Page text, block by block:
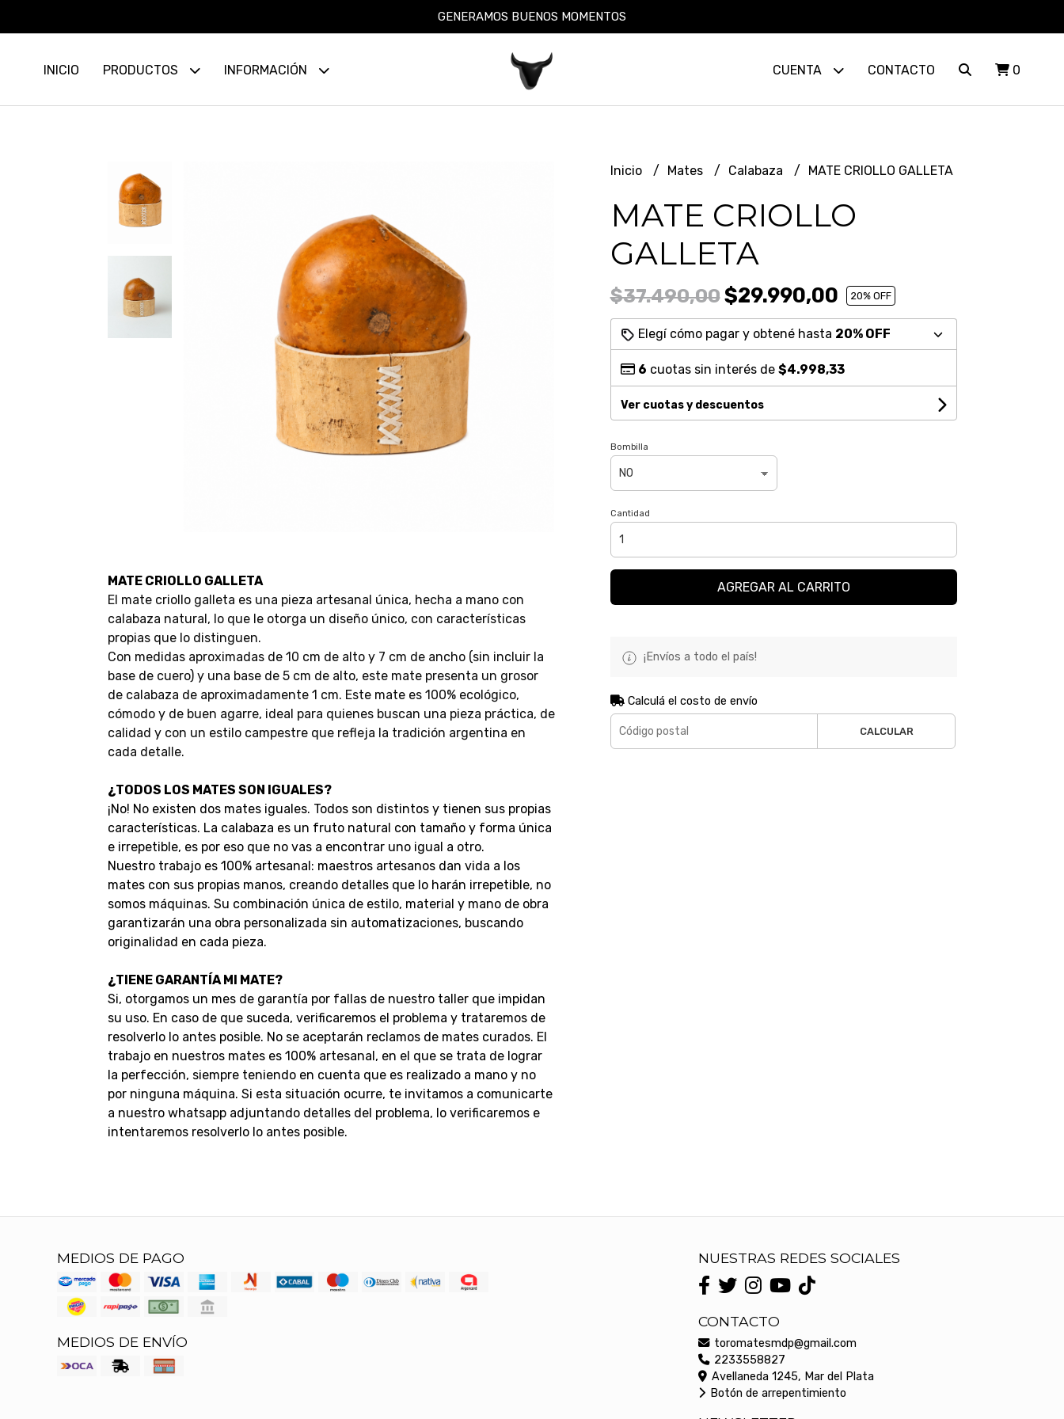
GENERAMOS BUENOS MOMENTOS
INICIO PRODUCTOS INFORMACIÓN CUENTA CONTACTO 0
MATE CRIOLLO GALLETA
El mate criollo galleta es una pieza artesanal única, hecha a mano con
calabaza natural, lo que le otorga un diseño único, con características
propias que lo distinguen.
Con medidas aproximadas de 10 cm de alto y 7 cm de ancho (sin incluir la
base de cuero) y una base de 5 cm de alto, este mate presenta un grosor
de calabaza de aproximadamente 1 cm. Este mate es 100% ecológico,
cómodo y de buen agarre, ideal para quienes buscan una pieza práctica, de
calidad y con un estilo campestre que refleja la tradición argentina en
cada detalle.
¿TODOS LOS MATES SON IGUALES?
¡No! No existen dos mates iguales. Todos son distintos y tienen sus propias
características. La calabaza es un fruto natural con tamaño y forma única
e irrepetible, es por eso que no vas a encontrar uno igual a otro.
Nuestro trabajo es 100% artesanal: maestros artesanos dan vida a los
mates con sus propias manos, creando detalles que lo harán irrepetible, no
somos máquinas. Su combinación única de estilo, material y mano de obra
garantizarán una obra personalizada sin automatizaciones, buscando
originalidad en cada pieza.
¿TIENE GARANTÍA MI MATE?
Si, otorgamos un mes de garantía por fallas de nuestro taller que impidan
su uso. En caso de que suceda, verificaremos el problema y trataremos de
resolverlo lo antes posible. No se aceptarán reclamos de mates curados. El
trabajo en nuestros mates es 100% artesanal, en el que se trata de lograr
la perfección, siempre teniendo en cuenta que es realizado a mano y no
por ninguna máquina. Si esta situación ocurre, te invitamos a comunicarte
a nuestro whatsapp adjuntando detalles del problema, lo verificaremos e
intentaremos resolverlo lo antes posible.
Inicio Mates Calabaza MATE CRIOLLO GALLETA
MATE CRIOLLO
GALLETA
$37.490,00$29.990,00 20% OFF
Elegí cómo pagar y obtené hasta 20% OFF
6 cuotas sin interés de $4.998,33
Ver cuotas y descuentos
Bombilla
Cantidad
AGREGAR AL CARRITO
¡Envíos a todo el país!
Calculá el costo de envío
CALCULAR
MEDIOS DE PAGO
MEDIOS DE ENVÍO
NUESTRAS REDES SOCIALES
CONTACTO
toromatesmdp@gmail.com
2233558827
Avellaneda 1245, Mar del Plata
Botón de arrepentimiento